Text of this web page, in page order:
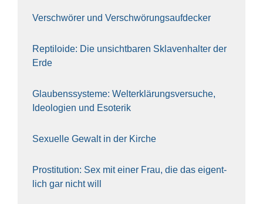
Ver­schwö­rer und Verschwörungs­aufdecker
Rep­ti­lo­ide: Die unsicht­ba­ren Skla­ven­hal­ter der
Erde
Glau­bens­sys­te­me: Welt­erklä­rungs­ver­su­che,
Ideo­lo­gien und Eso­te­rik
Sexu­el­le Gewalt in der Kir­che
Pro­sti­tu­ti­on: Sex mit einer Frau, die das eigent­
lich gar nicht will